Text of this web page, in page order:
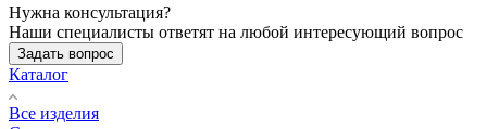
Нужна консультация?
Наши специалисты ответят на любой интересующий вопрос
Задать вопрос
Каталог
Все изделия